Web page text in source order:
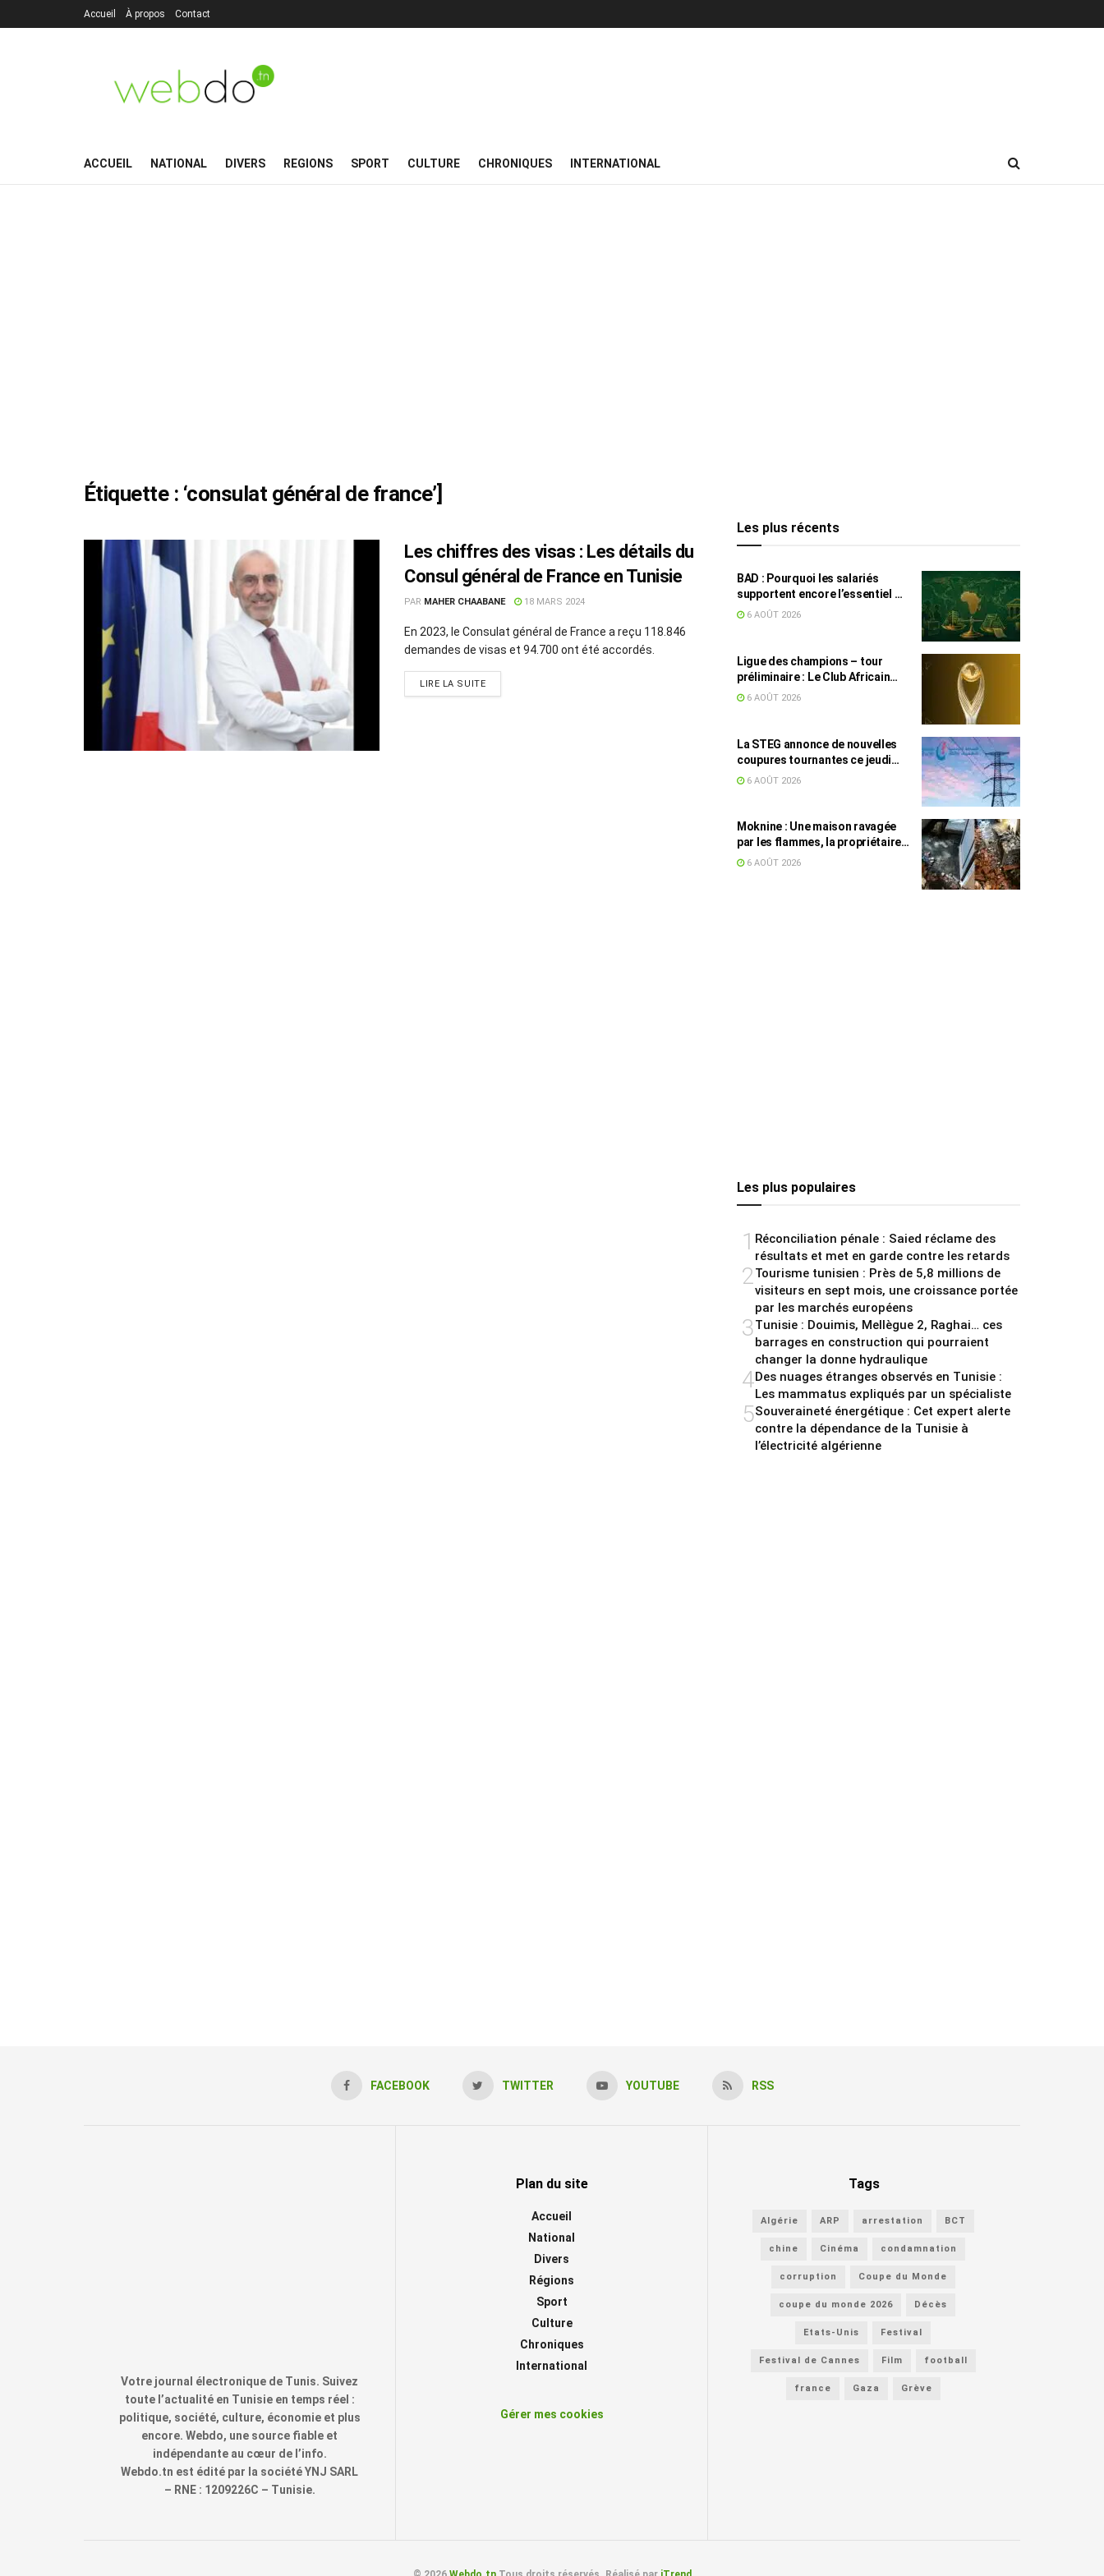
Accueil À propos Contact
ACCUEIL NATIONAL DIVERS REGIONS SPORT CULTURE CHRONIQUES INTERNATIONAL
Étiquette : ‘consulat général de france’]
Les chiffres des visas : Les détails du
Consul général de France en Tunisie
PAR MAHER CHAABANE 18 MARS 2024
En 2023, le Consulat général de France a reçu 118.846
demandes de visas et 94.700 ont été accordés.
LIRE LA SUITE
Les plus récents
BAD : Pourquoi les salariés
supportent encore l’essentiel de
l’effort fiscal en Tunisie
6 AOÛT 2026
Ligue des champions – tour
préliminaire : Le Club Africain
face au Djoliba AC
6 AOÛT 2026
La STEG annonce de nouvelles
coupures tournantes ce jeudi
dans plusieurs régions
6 AOÛT 2026
Moknine : Une maison ravagée
par les flammes, la propriétaire
accuse la STEG et la SONEDE
6 AOÛT 2026
Les plus populaires
1 Réconciliation pénale : Saied réclame des
résultats et met en garde contre les retards
2Tourisme tunisien : Près de 5,8 millions de
visiteurs en sept mois, une croissance portée
par les marchés européens
3Tunisie : Douimis, Mellègue 2, Raghai… ces
barrages en construction qui pourraient
changer la donne hydraulique
4Des nuages étranges observés en Tunisie :
Les mammatus expliqués par un spécialiste
5Souveraineté énergétique : Cet expert alerte
contre la dépendance de la Tunisie à
l’électricité algérienne
FACEBOOK TWITTER YOUTUBE RSS
Votre journal électronique de Tunis. Suivez
toute l’actualité en Tunisie en temps réel :
politique, société, culture, économie et plus
encore. Webdo, une source fiable et
indépendante au cœur de l’info.
Webdo.tn est édité par la société YNJ SARL
– RNE : 1209226C – Tunisie.
Plan du site
Accueil
National
Divers
Régions
Sport
Culture
Chroniques
International
Gérer mes cookies
Tags
Algérie ARP arrestation BCT
chine Cinéma condamnation
corruption Coupe du Monde
coupe du monde 2026 Décès
Etats-Unis Festival
Festival de Cannes Film football
france Gaza Grève